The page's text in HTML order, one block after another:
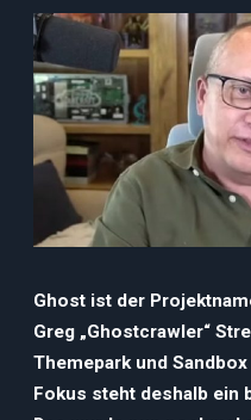
Ghost ist der
Greg „Ghostcrawler“
Themepark und
Fokus steht deshalb ein